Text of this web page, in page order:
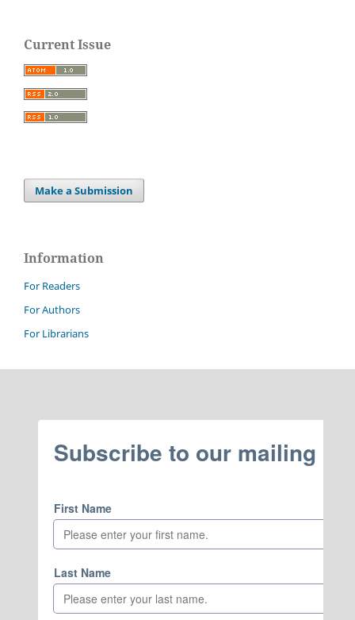
Current Issue
Make a Submission
Information
For Readers
For Authors
For Librarians